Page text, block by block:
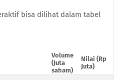
bisa dilihat dalam tabel
Volume
(Juta
saham)
Nilai (Rp
Juta)